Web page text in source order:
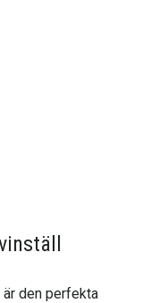
den perfekta